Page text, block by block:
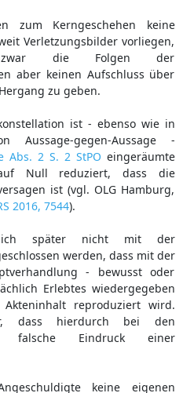
zum Kerngeschehen keine
Verletzungsbilder vorliegen,
zwar die Folgen der
aber keinen Aufschluss über
zu geben.
ist - ebenso wie in
Aussage-gegen-Aussage -
Abs. 2 S. 2 StPO eingeräumte
Null reduziert, dass die
ist (vgl. OLG Hamburg,
2016, 7544).
später nicht mit der
werden, dass mit der
- bewusst oder
Erlebtes wiedergegeben
reproduziert wird.
dass hierdurch bei den
falsche Eindruck einer
keine eigenen